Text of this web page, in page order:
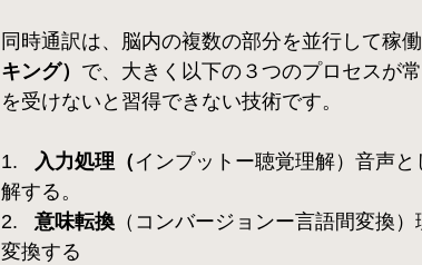
同時通訳は、脳内の複数の部分を並行して稼
キング） で、大きく以下の３つのプロセスが
を受けないと習得できない技術です。
1. 入力処理（ インプットー聴覚理解）音声
解する。
2. 意味転換 （コンバージョンー言語間変換
変換する